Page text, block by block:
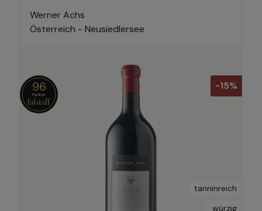
Werner Achs
Österreich - Neusiedlersee
-15%
96
tanninreich
würzig